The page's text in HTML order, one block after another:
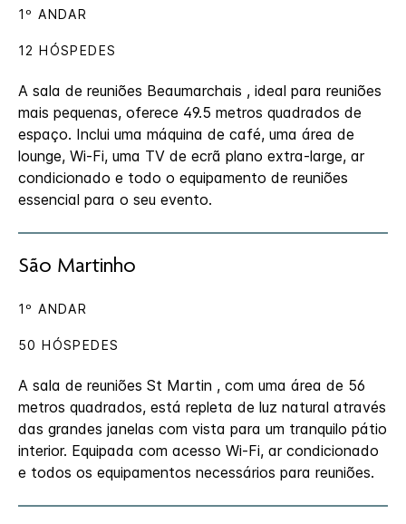
A sala de reuniões Beaumarchais , ideal para reuniões
mais pequenas, oferece 49.5 metros quadrados de
espaço. Inclui uma máquina de café, uma área de
lounge, Wi-Fi, uma TV de ecrã plano extra-large, ar
condicionado e todo o equipamento de reuniões
essencial para o seu evento.
1º ANDAR
12 HÓSPEDES
São Martinho
A sala de reuniões St Martin , com uma área de 56
metros quadrados, está repleta de luz natural através
das grandes janelas com vista para um tranquilo pátio
interior. Equipada com acesso Wi-Fi, ar condicionado
e todos os equipamentos necessários para reuniões.
1º ANDAR
50 HÓSPEDES